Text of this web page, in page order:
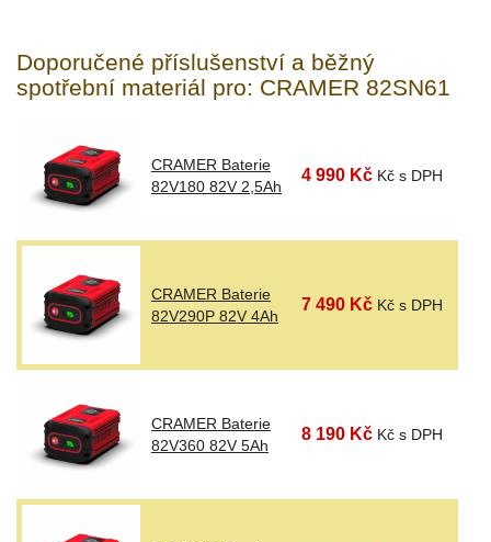
Doporučené příslušenství a běžný
spotřební materiál pro: CRAMER 82SN61
CRAMER Baterie
82V180 82V 2,5Ah
4 990 Kč Kč s DPH
CRAMER Baterie
82V290P 82V 4Ah
7 490 Kč Kč s DPH
CRAMER Baterie
82V360 82V 5Ah
8 190 Kč Kč s DPH